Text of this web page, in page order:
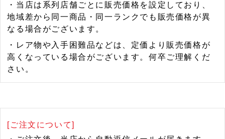
・当店は系列店舗ごとに販売価格を設定しており、
地域差から同一商品・同一ランクでも販売価格が異
なる場合がございます。
・レア物や入手困難品などは、定価より販売価格が
高くなっている場合がございます。何卒ご理解くだ
さい。
[ご注文について]